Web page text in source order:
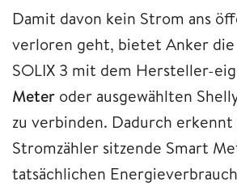
Damit davon kein Strom ans
verloren geht, bietet Anker
SOLIX 3 mit dem Hersteller-
Meter oder ausgewählten
zu verbinden. Dadurch erkennt
Stromzähler sitzende Smart
tatsächlichen